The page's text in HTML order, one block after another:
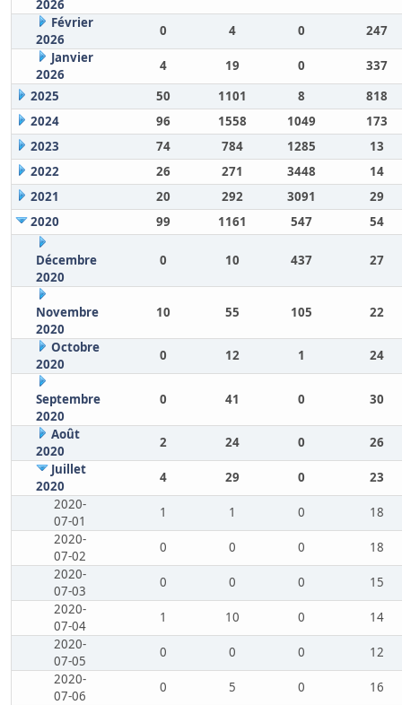
2026
Février
2026
0 4 0
247
Janvier
2026
4 19 0
337
2025
50 1101 8
818
2024
96 1558 1049
173
2023
74 784 1285
13
2022
26 271 3448
14
2021
20 292 3091
29
2020
99 1161 547 54
Décembre
2020
0 10 437 27
Novembre
2020
10 55 105 22
Octobre
2020
0 12 1 24
Septembre
2020
0 41 0 30
Août
2020
2 24 0
26
Juillet
2020
4 29 0
23
2020-
07-01
1 1 0
18
2020-
07-02
0 0 0
18
2020-
07-03
0 0 0
15
2020-
07-04
1 10 0
14
2020-
07-05
0 0 0
12
2020-
07-06
0 5 0
16